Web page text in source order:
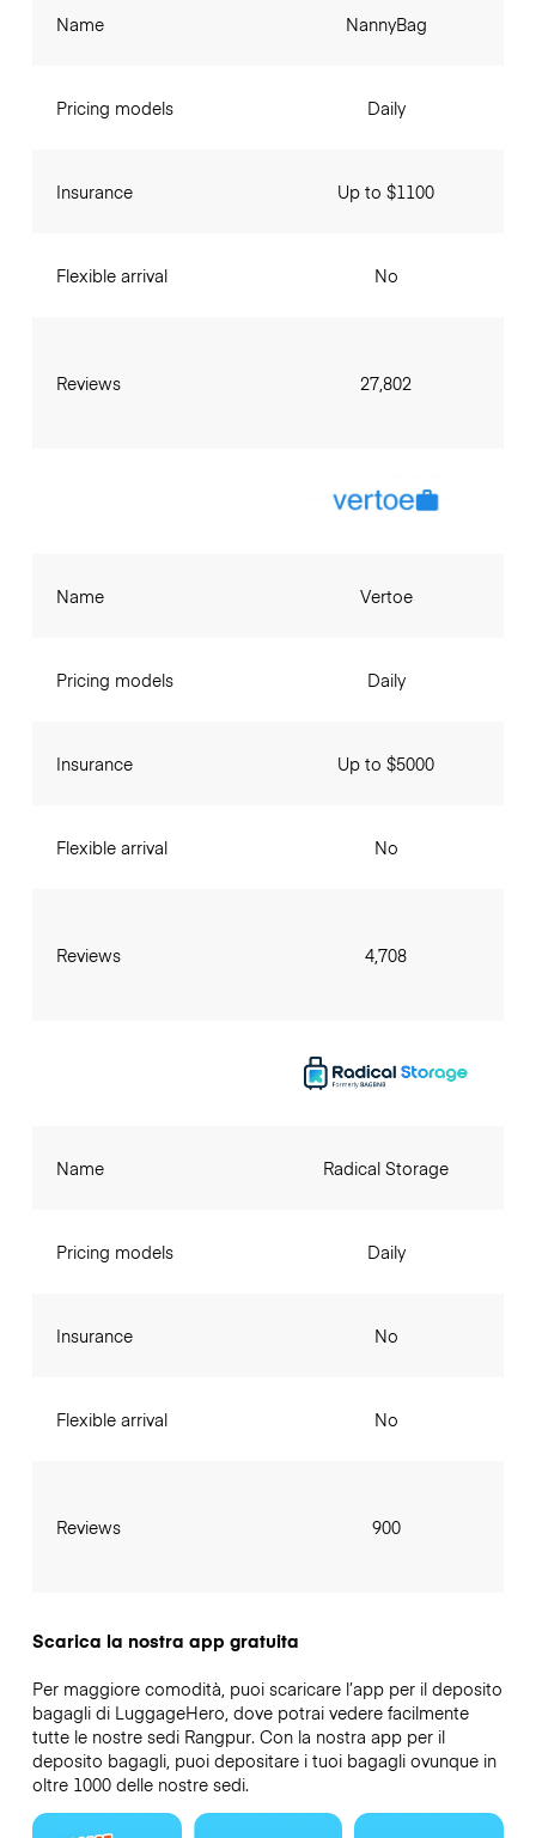
Name
Pricing models
Insurance
Flexible arrival
Reviews
NannyBag
Daily
Up to $1100
No
27,802
Name
Pricing models
Insurance
Flexible arrival
Reviews
Vertoe
Daily
Up to $5000
No
4,708
Name
Pricing models
Insurance
Flexible arrival
Reviews
Radical Storage
Daily
No
No
900
Scarica la nostra app gratuita
Per maggiore comodità, puoi scaricare l’app per il deposito
bagagli di LuggageHero, dove potrai vedere facilmente
tutte le nostre sedi Rangpur. Con la nostra app per il
deposito bagagli, puoi depositare i tuoi bagagli ovunque in
oltre 1000 delle nostre sedi.